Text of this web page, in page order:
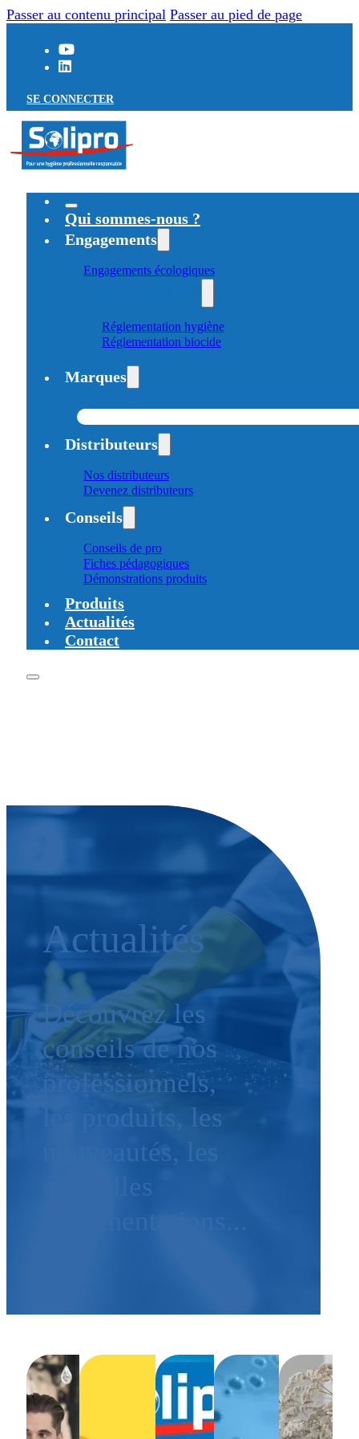
Passer au contenu principal Passer au pied de page
SE CONNECTER
Qui sommes-nous ?
Engagements
Engagements écologiques
Réglementation hygiène
Réglementation biocide
Marques
Distributeurs
Nos distributeurs
Devenez distributeurs
Conseils
Conseils de pro
Fiches pédagogiques
Démonstrations produits
Produits
Actualités
Contact
Actualités
Découvrez les
conseils de nos
professionnels,
les produits, les
nouveautés, les
nouvelles